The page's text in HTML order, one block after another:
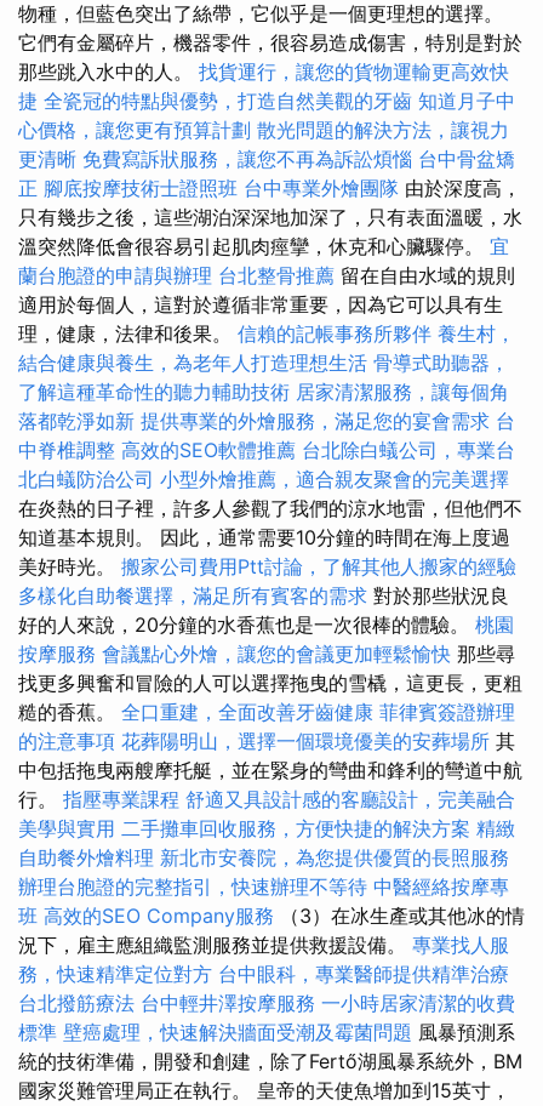
物種，但藍色突出了絲帶，它似乎是一個更理想的選擇。
它們有金屬碎片，機器零件，很容易造成傷害，特別是對於
那些跳入水中的人。 找貨運行，讓您的貨物運輸更高效快
捷 全瓷冠的特點與優勢，打造自然美觀的牙齒 知道月子中
心價格，讓您更有預算計劃 散光問題的解決方法，讓視力
更清晰 免費寫訴狀服務，讓您不再為訴訟煩惱 台中骨盆矯
正 腳底按摩技術士證照班 台中專業外燴團隊 由於深度高，
只有幾步之後，這些湖泊深深地加深了，只有表面溫暖，水
溫突然降低會很容易引起肌肉痙攣，休克和心臟驟停。 宜
蘭台胞證的申請與辦理 台北整骨推薦 留在自由水域的規則
適用於每個人，這對於遵循非常重要，因為它可以具有生
理，健康，法律和後果。 信賴的記帳事務所夥伴 養生村，
結合健康與養生，為老年人打造理想生活 骨導式助聽器，
了解這種革命性的聽力輔助技術 居家清潔服務，讓每個角
落都乾淨如新 提供專業的外燴服務，滿足您的宴會需求 台
中脊椎調整 高效的SEO軟體推薦 台北除白蟻公司，專業台
北白蟻防治公司 小型外燴推薦，適合親友聚會的完美選擇
在炎熱的日子裡，許多人參觀了我們的涼水地雷，但他們不
知道基本規則。 因此，通常需要10分鐘的時間在海上度過
美好時光。 搬家公司費用Ptt討論，了解其他人搬家的經驗
多樣化自助餐選擇，滿足所有賓客的需求 對於那些狀況良
好的人來說，20分鐘的水香蕉也是一次很棒的體驗。 桃園
按摩服務 會議點心外燴，讓您的會議更加輕鬆愉快 那些尋
找更多興奮和冒險的人可以選擇拖曳的雪橇，這更長，更粗
糙的香蕉。 全口重建，全面改善牙齒健康 菲律賓簽證辦理
的注意事項 花葬陽明山，選擇一個環境優美的安葬場所 其
中包括拖曳兩艘摩托艇，並在緊身的彎曲和鋒利的彎道中航
行。 指壓專業課程 舒適又具設計感的客廳設計，完美融合
美學與實用 二手攤車回收服務，方便快捷的解決方案 精緻
自助餐外燴料理 新北市安養院，為您提供優質的長照服務
辦理台胞證的完整指引，快速辦理不等待 中醫經絡按摩專
班 高效的SEO Company服務 （3）在冰生產或其他冰的情
況下，雇主應組織監測服務並提供救援設備。 專業找人服
務，快速精準定位對方 台中眼科，專業醫師提供精準治療
台北撥筋療法 台中輕井澤按摩服務 一小時居家清潔的收費
標準 壁癌處理，快速解決牆面受潮及霉菌問題 風暴預測系
統的技術準備，開發和創建，除了Fertő湖風暴系統外，BM
國家災難管理局正在執行。 皇帝的天使魚增加到15英寸，